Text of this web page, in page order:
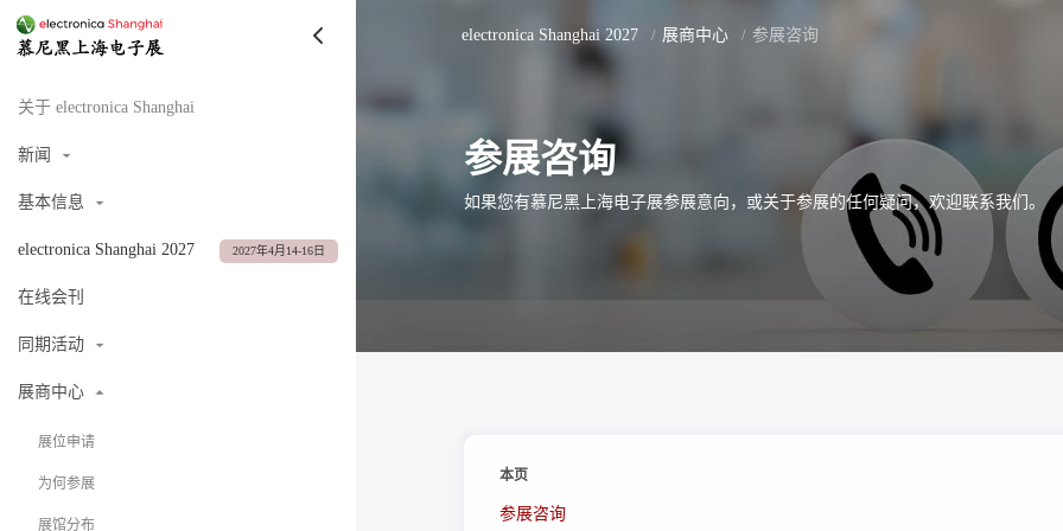
关于 electronica Shanghai
新闻
基本信息
electronica Shanghai 2027 2027年4月14-16日
在线会刊
同期活动
展商中心
展位申请
为何参展
展馆分布
参展咨询
如果您有慕尼黑上海电子展参展意向，或关于参展的任何疑问，欢迎联系我们。
electronica Shanghai 2027 展商中心 参展咨询
本页
参展咨询